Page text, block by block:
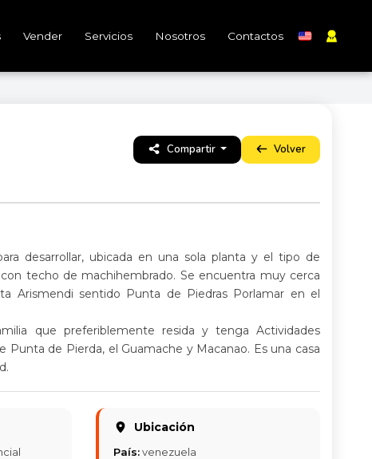
Vender Servicios Nosotros Contactos
Compartir Volver
desarrollar, ubicada en una sola planta y el tipo de
techo de machihembrado. Se encuentra muy cerca
Arismendi sentido Punta de Piedras Porlamar en el
que preferiblemente resida y tenga Actividades
Punta de Pierda, el Guamache y Macanao. Es una casa
Ubicación
País:venezuela